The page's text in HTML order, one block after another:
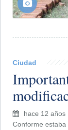
Ciudad
hace 12 años
Conforme